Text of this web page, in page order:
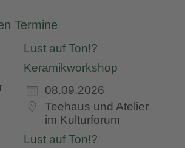
Termine
Lust auf Ton!?
Keramikworkshop
08.09.2026
Teehaus und Atelier
im Kulturforum
Lust auf Ton!?